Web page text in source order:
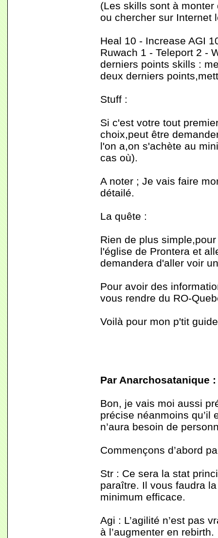
(Les skills sont à
ou chercher sur Internet
Heal 10 - Increase AGI
Ruwach 1 - Teleport 2 -
derniers points skills :
deux derniers
Stuff :
Si c'est votre tout
choix,peut être
l'on a,on s'achète au
cas où).
A noter ; Je vais faire
détailé.
La quête :
Rien de plus
l'église de Prontera et
demandera d'aller voir
Pour avoir des
vous rendre du RO-
Voilà pour mon p'tit
Par Anarchosatanique :
Bon, je vais moi aussi
précise néanmoins qu’il
n’aura besoin de
Commençons d’abord
Str : Ce sera la stat
paraître. Il vous faudra
minimum efficace.
Agi : L’agilité n’est pas
à l’augmenter en rebirth.